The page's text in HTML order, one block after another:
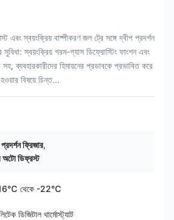
এবং স্বয়ংক্রিয় বাষ্পীকরণ জল ট্রে সঙ্গে দ্বীপ প্রদর্শন
সুবিধা: স্বয়ংক্রিয় গরম-গ্যাস ডিফ্রোস্টিং ফাংশন এবং
ব্যবহারকারীদের হিমায়নের প্রভাবকে প্রভাবিত করে
বিষয়ে চিন্ত...
ফ্রিজার,
অটো ডিফ্রস্ট
থেকে -22℃
ডিজিটাল থার্মোস্ট্যাট